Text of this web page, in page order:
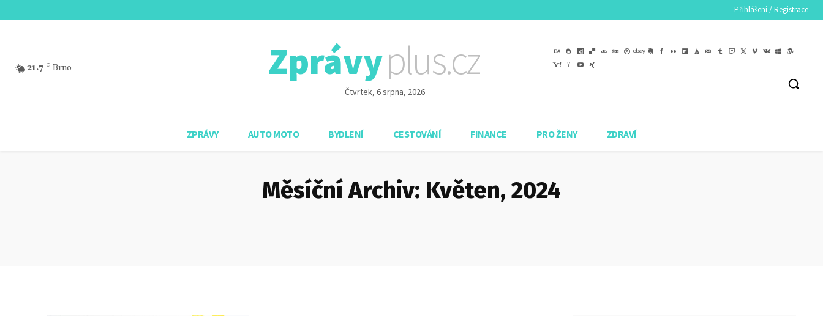
Přihlášení / Registrace
21.7 C Brno Zprávyplus.cz
Čtvrtek, 6 srpna, 2026
ZPRÁVY AUTO MOTO BYDLENÍ CESTOVÁNÍ FINANCE PRO ŽENY ZDRAVÍ
Měsíční Archiv: Květen, 2024